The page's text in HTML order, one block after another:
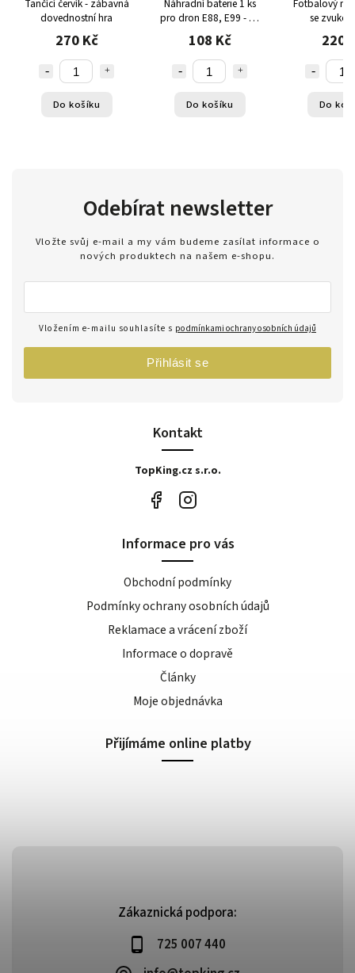
Tančící červík - zábavná
dovednostní hra
270 Kč
Do košíku
Náhradní baterie 1 ks
pro dron E88, E99 - Li-
Po 3,7V 1800mAh s
výdrží až 15 minut letu
108 Kč
Do košíku
Fotbalový
se
220
Do
Zákaznická podpora:
725 007 440
Kontakt
TopKing.cz s.r.o.
Odebírat newsletter
Vložte svůj e-mail a my vám budeme zasílat informace o
nových produktech na našem e-shopu.
Vložením e-mailu souhlasíte s podmínkami ochrany osobních údajů
Přihlásit se
Informace pro vás
Obchodní podmínky
Podmínky ochrany osobních údajů
Reklamace a vrácení zboží
Informace o dopravě
Články
Moje objednávka
Přijímáme online platby